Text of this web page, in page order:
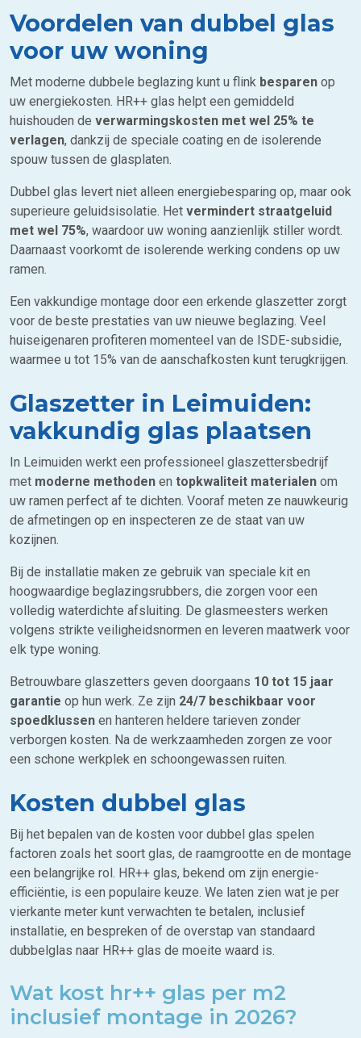
Voordelen van dubbel glas
voor uw woning
Met moderne dubbele beglazing kunt u flink besparen op
uw energiekosten. HR++ glas helpt een gemiddeld
huishouden de verwarmingskosten met wel 25% te
verlagen, dankzij de speciale coating en de isolerende
spouw tussen de glasplaten.
Dubbel glas levert niet alleen energiebesparing op, maar ook
superieure geluidsisolatie. Het vermindert straatgeluid
met wel 75%, waardoor uw woning aanzienlijk stiller wordt.
Daarnaast voorkomt de isolerende werking condens op uw
ramen.
Een vakkundige montage door een erkende glaszetter zorgt
voor de beste prestaties van uw nieuwe beglazing. Veel
huiseigenaren profiteren momenteel van de ISDE-subsidie,
waarmee u tot 15% van de aanschafkosten kunt terugkrijgen.
Glaszetter in Leimuiden:
vakkundig glas plaatsen
In Leimuiden werkt een professioneel glaszettersbedrijf
met moderne methoden en topkwaliteit materialen om
uw ramen perfect af te dichten. Vooraf meten ze nauwkeurig
de afmetingen op en inspecteren ze de staat van uw
kozijnen.
Bij de installatie maken ze gebruik van speciale kit en
hoogwaardige beglazingsrubbers, die zorgen voor een
volledig waterdichte afsluiting. De glasmeesters werken
volgens strikte veiligheidsnormen en leveren maatwerk voor
elk type woning.
Betrouwbare glaszetters geven doorgaans 10 tot 15 jaar
garantie op hun werk. Ze zijn 24/7 beschikbaar voor
spoedklussen en hanteren heldere tarieven zonder
verborgen kosten. Na de werkzaamheden zorgen ze voor
een schone werkplek en schoongewassen ruiten.
Kosten dubbel glas
Bij het bepalen van de kosten voor dubbel glas spelen
factoren zoals het soort glas, de raamgrootte en de montage
een belangrijke rol. HR++ glas, bekend om zijn energie-
efficiëntie, is een populaire keuze. We laten zien wat je per
vierkante meter kunt verwachten te betalen, inclusief
installatie, en bespreken of de overstap van standaard
dubbelglas naar HR++ glas de moeite waard is.
Wat kost hr++ glas per m2
inclusief montage in 2026?